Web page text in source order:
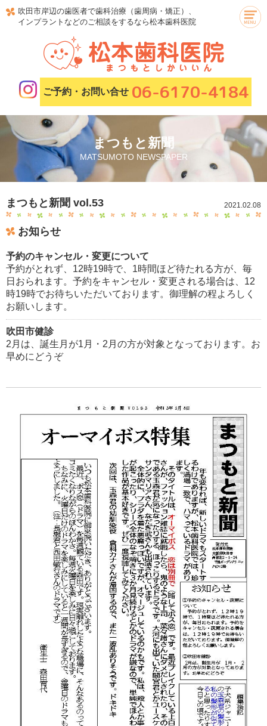
吹田市岸辺の歯医者で歯科治療（歯周病・矯正）、
インプラントなどのご相談をするなら松本歯科医院
ご予約・お問い合せ 06-6170-4184
まつもと新聞
MATSUMOTO NEWSPAPER
2021.02.08
まつもと新聞 vol.53
お知らせ
予約のキャンセル・変更について
予約がとれず、12時19時で、1時間ほど待たれる方が、毎
日おられます。予約をキャンセル・変更される場合は、12
時19時でお待ちいただいております。御理解の程よろしく
お願いします。
吹田市健診
2月は、誕生月が1月・2月の方が対象となっております。お
早めにどうぞ